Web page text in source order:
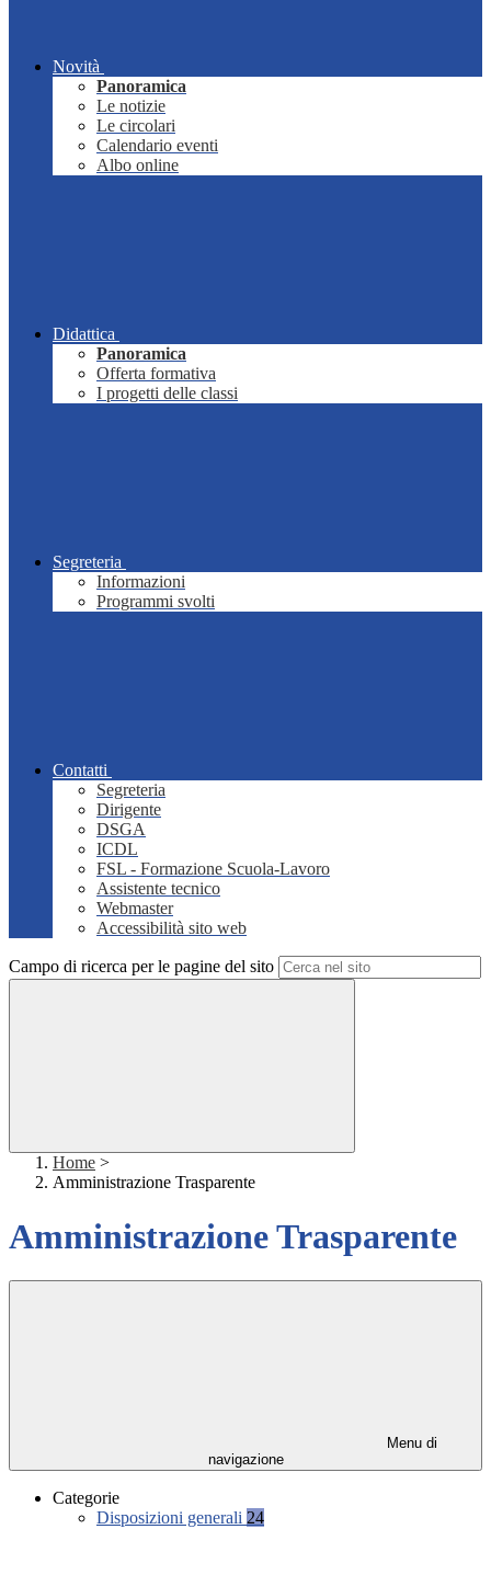
Novità
Panoramica
Le notizie
Le circolari
Calendario eventi
Albo online
Didattica
Panoramica
Offerta formativa
I progetti delle classi
Segreteria
Informazioni
Programmi svolti
Contatti
Segreteria
Dirigente
DSGA
ICDL
FSL - Formazione Scuola-Lavoro
Assistente tecnico
Webmaster
Accessibilità sito web
Campo di ricerca per le pagine del sito
Home >
Amministrazione Trasparente
Amministrazione Trasparente
Menu di
navigazione
Categorie
Disposizioni generali 24